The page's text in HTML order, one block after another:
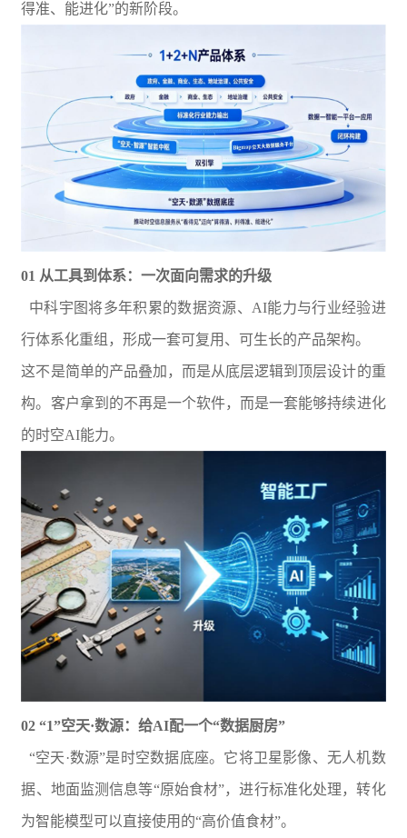
得准、能进化”的新阶段。
01 从工具到体系：一次面向需求的升级
中科宇图将多年积累的数据资源、AI能力与行业经验进
行体系化重组，形成一套可复用、可生长的产品架构。
这不是简单的产品叠加，而是从底层逻辑到顶层设计的重
构。客户拿到的不再是一个软件，而是一套能够持续进化
的时空AI能力。
02 “1”空天·数源：给AI配一个“数据厨房”
“空天·数源”是时空数据底座。它将卫星影像、无人机数
据、地面监测信息等“原始食材”，进行标准化处理，转化
为智能模型可以直接使用的“高价值食材”。